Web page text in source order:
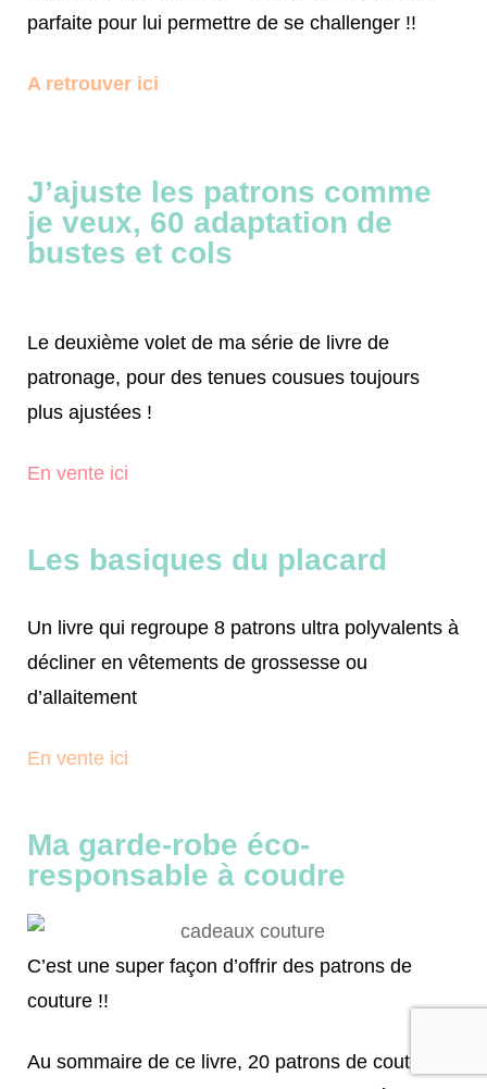
parfaite pour lui permettre de se challenger !!
A retrouver ici
J’ajuste les patrons comme
je veux, 60 adaptation de
bustes et cols
Le deuxième volet de ma série de livre de
patronage, pour des tenues cousues toujours
plus ajustées !
En vente ici
Les basiques du placard
Un livre qui regroupe 8 patrons ultra polyvalents à
décliner en vêtements de grossesse ou
d’allaitement
En vente ici
Ma garde-robe éco-
responsable à coudre
C’est une super façon d’offrir des patrons de
couture !!
Au sommaire de ce livre, 20 patrons de couture